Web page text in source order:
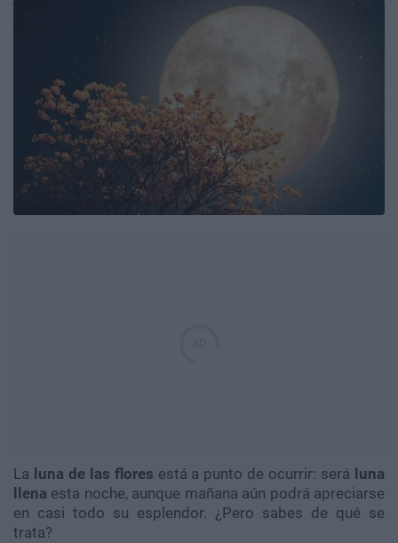
La luna de las flores está a punto de ocurrir: será luna
llena esta noche, aunque mañana aún podrá apreciarse
en casi todo su esplendor. ¿Pero sabes de qué se
trata?